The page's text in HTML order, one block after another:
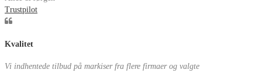
Trustpilot
Kvalitet
Vi indhentede tilbud på markiser fra flere firmaer og valgte